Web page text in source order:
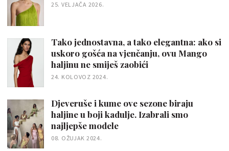
25. VELJAČA 2026.
Tako jednostavna, a tako elegantna: ako si
uskoro gošća na vjenčanju, ovu Mango
haljinu ne smiješ zaobići
24. KOLOVOZ 2024.
Djeveruše i kume ove sezone biraju
haljine u boji kadulje. Izabrali smo
najljepše modele
08. OŽUJAK 2024.